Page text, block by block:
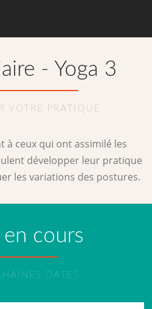
- Yoga 3
VOTRE PRATIQUE
à ceux qui ont assimilé les
développer leur pratique
les variations des postures.
en cours
DATES